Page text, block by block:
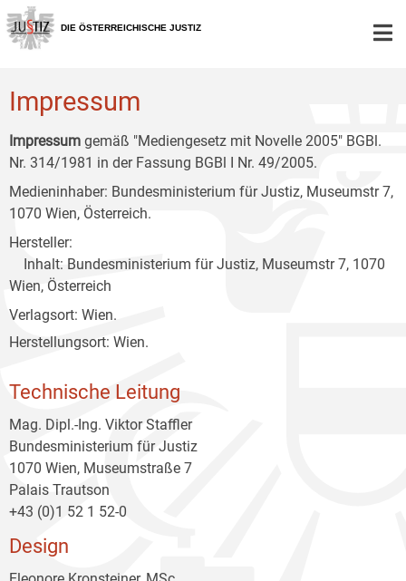
Zur
Hauptnavigation
[1]
Zum
Inhalt
[2]
Zum
Untermenü
[3]
DIE ÖSTERREICHISCHE JUSTIZ
Impressum
Impressum gemäß "Mediengesetz mit Novelle 2005" BGBl.
Nr. 314/1981 in der Fassung BGBl I Nr. 49/2005.
Medieninhaber: Bundesministerium für Justiz, Museumstr 7,
1070 Wien, Österreich.
Hersteller:
Inhalt: Bundesministerium für Justiz, Museumstr 7, 1070
Wien, Österreich
Verlagsort: Wien.
Herstellungsort: Wien.
Technische Leitung
Mag. Dipl.-Ing. Viktor Staffler
Bundesministerium für Justiz
1070 Wien, Museumstraße 7
Palais Trautson
+43 (0)1 52 1 52-0
Design